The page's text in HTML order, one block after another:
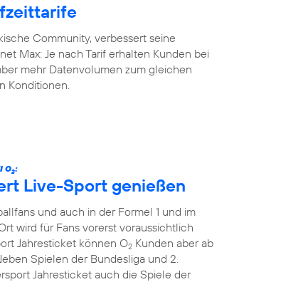
Community, verbessert seine
Max: Je nach Tarif erhalten Kunden bei
mehr Datenvolumen zum gleichen
Konditionen.
O2:
Live-Sport genießen
und auch in der Formel 1 und im
wird für Fans vorerst voraussichtlich
Jahresticket können O2 Kunden aber ab
Spielen der Bundesliga und 2.
Jahresticket auch die Spiele der